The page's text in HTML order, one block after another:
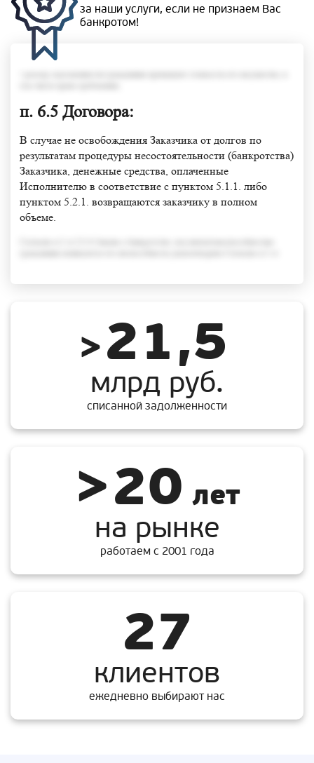
за наши услуги, если не признаем Вас
банкротом!
п. 6.5 Договора:
В случае не освобождения Заказчика от долгов по
результатам процедуры несостоятельности (банкротства)
Заказчика, денежные средства, оплаченные
Исполнителю в соответствие с пунктом 5.1.1. либо
пунктом 5.2.1. возвращаются заказчику в полном
объеме.
>21,5
млрд руб.
списанной задолженности
>20лет
на рынке
работаем с 2001 года
27
клиентов
ежедневно выбирают нас